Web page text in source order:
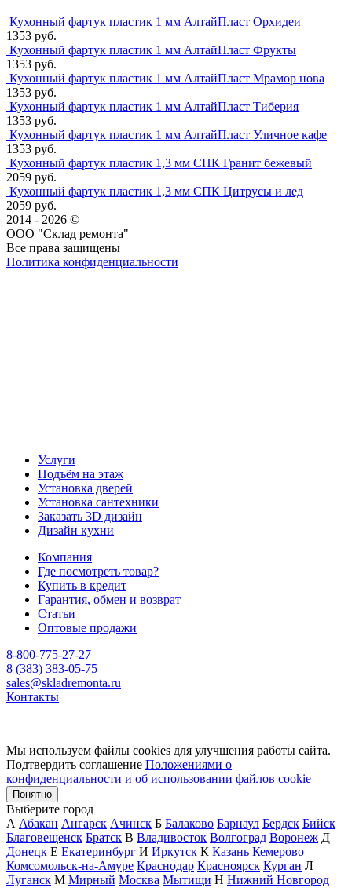
Кухонный фартук пластик 1 мм АлтайПласт Орхидеи
1353 руб.
Кухонный фартук пластик 1 мм АлтайПласт Фрукты
1353 руб.
Кухонный фартук пластик 1 мм АлтайПласт Мрамор нова
1353 руб.
Кухонный фартук пластик 1 мм АлтайПласт Тиберия
1353 руб.
Кухонный фартук пластик 1 мм АлтайПласт Уличное кафе
1353 руб.
Кухонный фартук пластик 1,3 мм СПК Гранит бежевый
2059 руб.
Кухонный фартук пластик 1,3 мм СПК Цитрусы и лед
2059 руб.
2014 - 2026 ©
ООО "Склад ремонта"
Все права защищены
Политика конфиденциальности
Услуги
Подъём на этаж
Установка дверей
Установка сантехники
Заказать 3D дизайн
Дизайн кухни
Компания
Где посмотреть товар?
Купить в кредит
Гарантия, обмен и возврат
Статьи
Оптовые продажи
8-800-775-27-27
8 (383) 383-05-75
sales@skladremonta.ru
Контакты
Мы используем файлы cookies для улучшения работы сайта.
Подтвердить соглашение Положениями о
конфиденциальности и об использовании файлов cookie
Понятно
Выберите город
А Абакан Ангарск Ачинск Б Балаково Барнаул Бердск Бийск
Благовещенск Братск В Владивосток Волгоград Воронеж Д
Донецк Е Екатеринбург И Иркутск К Казань Кемерово
Комсомольск-на-Амуре Краснодар Красноярск Курган Л
Луганск М Мирный Москва Мытищи Н Нижний Новгород